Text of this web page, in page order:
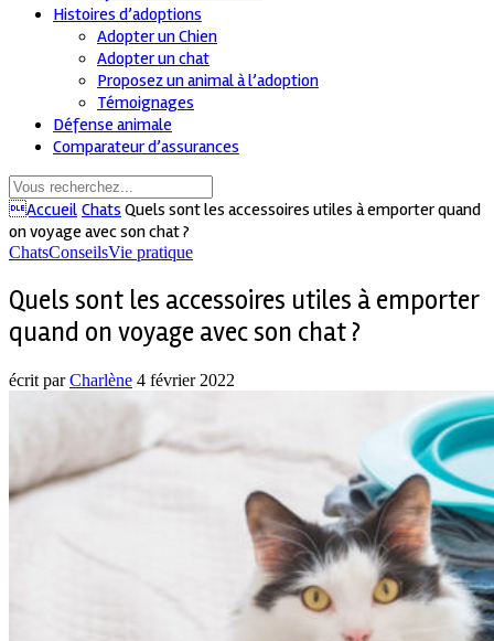
Histoires d’adoptions
Adopter un Chien
Adopter un chat
Proposez un animal à l’adoption
Témoignages
Défense animale
Comparateur d’assurances
Accueil Chats Quels sont les accessoires utiles à emporter quand
on voyage avec son chat ?
ChatsConseilsVie pratique
Quels sont les accessoires utiles à emporter
quand on voyage avec son chat ?
écrit parCharlène 4 février 2022